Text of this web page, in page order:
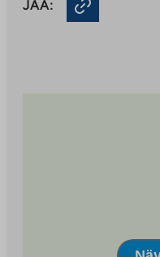
päässä.
JAA: